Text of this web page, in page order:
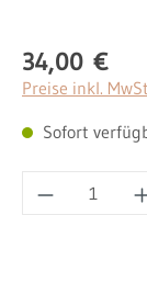
Regulärer Preis:
34,00 €
Preise inkl.
Sofort
Produkt